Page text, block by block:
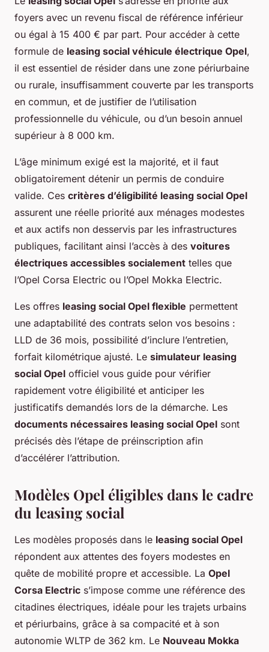
foyers avec un revenu fiscal de référence inférieur
ou égal à 15 400 € par part. Pour accéder à cette
formule de leasing social véhicule électrique Opel,
il est essentiel de résider dans une zone périurbaine
ou rurale, insuffisamment couverte par les transports
en commun, et de justifier de l’utilisation
professionnelle du véhicule, ou d’un besoin annuel
supérieur à 8 000 km.
L’âge minimum exigé est la majorité, et il faut
obligatoirement détenir un permis de conduire
valide. Ces critères d’éligibilité leasing social Opel
assurent une réelle priorité aux ménages modestes
et aux actifs non desservis par les infrastructures
publiques, facilitant ainsi l’accès à des voitures
électriques accessibles socialement telles que
l’Opel Corsa Electric ou l’Opel Mokka Electric.
Les offres leasing social Opel flexible permettent
une adaptabilité des contrats selon vos besoins :
LLD de 36 mois, possibilité d’inclure l’entretien,
forfait kilométrique ajusté. Le simulateur leasing
social Opel officiel vous guide pour vérifier
rapidement votre éligibilité et anticiper les
justificatifs demandés lors de la démarche. Les
documents nécessaires leasing social Opel sont
précisés dès l’étape de préinscription afin
d’accélérer l’attribution.
Modèles Opel éligibles dans le cadre
du leasing social
Les modèles proposés dans le leasing social Opel
répondent aux attentes des foyers modestes en
quête de mobilité propre et accessible. La Opel
Corsa Electric s’impose comme une référence des
citadines électriques, idéale pour les trajets urbains
et périurbains, grâce à sa compacité et à son
autonomie WLTP de 362 km. Le Nouveau Mokka